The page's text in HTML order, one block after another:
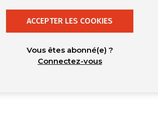
ACCEPTER LES COOKIES
Vous êtes abonné(e) ?
Connectez-vous